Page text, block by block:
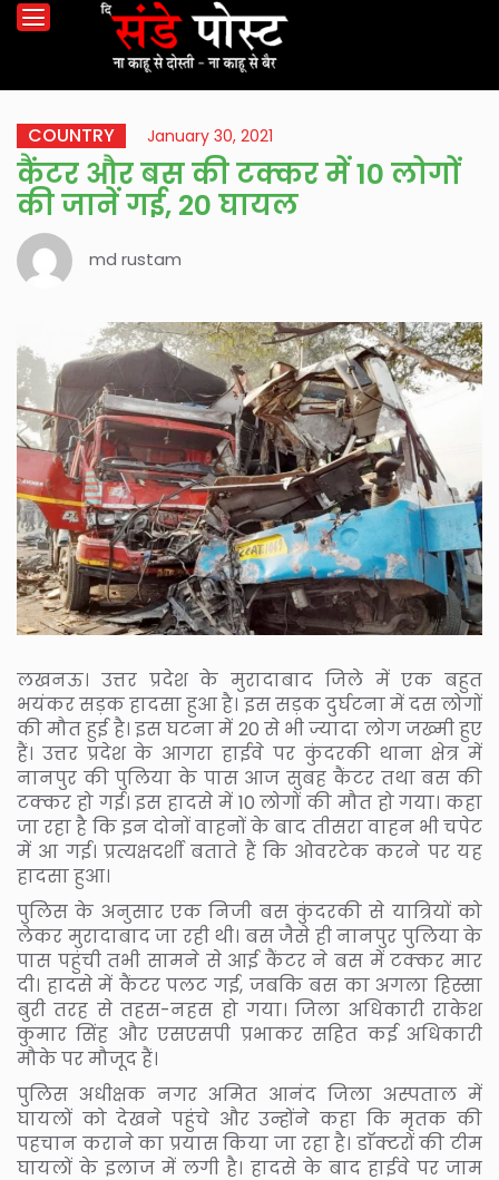
COUNTRY January 30, 2021
कैंटर और बस की टक्कर में 10 लोगों
की जानें गई, 20 घायल
md rustam
लखनऊ। उत्तर प्रदेश के मुरादाबाद जिले में एक बहुत
भयंकर सड़क हादसा हुआ है। इस सड़क दुर्घटना में दस लोगों
की मौत हुई है। इस घटना में 20 से भी ज्यादा लोग जख्मी हुए
हैं। उत्तर प्रदेश के आगरा हाईवे पर कुंदरकी थाना क्षेत्र में
नानपुर की पुलिया के पास आज सुबह कैंटर तथा बस की
टक्कर हो गई। इस हादसे में 10 लोगों की मौत हो गया। कहा
जा रहा है कि इन दोनों वाहनों के बाद तीसरा वाहन भी चपेट
में आ गई। प्रत्यक्षदर्शी बताते हैं कि ओवरटेक करने पर यह
हादसा हुआ।
पुलिस के अनुसार एक निजी बस कुंदरकी से यात्रियों को
लेकर मुरादाबाद जा रही थी। बस जैसे ही नानपुर पुलिया के
पास पहुंची तभी सामने से आई कैंटर ने बस में टक्कर मार
दी। हादसे में कैंटर पलट गई, जबकि बस का अगला हिस्सा
बुरी तरह से तहस-नहस हो गया। जिला अधिकारी राकेश
कुमार सिंह और एसएसपी प्रभाकर सहित कई अधिकारी
मौके पर मौजूद हैं।
पुलिस अधीक्षक नगर अमित आनंद जिला अस्पताल में
घायलों को देखने पहुंचे और उन्होंने कहा कि मृतक की
पहचान कराने का प्रयास किया जा रहा है। डाॅक्टरों की टीम
घायलों के इलाज में लगी है। हादसे के बाद हाईवे पर जाम